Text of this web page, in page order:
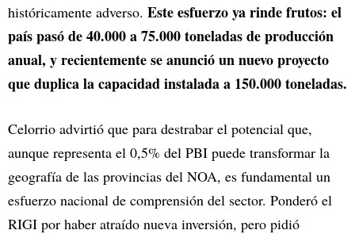
históricamente adverso. Este esfuerzo ya rinde frutos: el
país pasó de 40.000 a 75.000 toneladas de producción
anual, y recientemente se anunció un nuevo proyecto
que duplica la capacidad instalada a 150.000 toneladas.
Celorrio advirtió que para destrabar el potencial que,
aunque representa el 0,5% del PBI puede transformar la
geografía de las provincias del NOA, es fundamental un
esfuerzo nacional de comprensión del sector. Ponderó el
RIGI por haber atraído nueva inversión, pero pidió